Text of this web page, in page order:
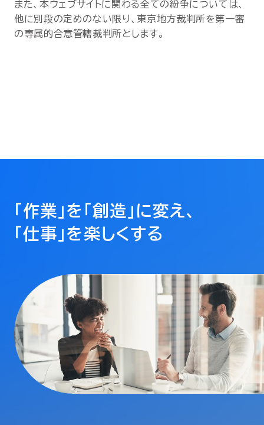
また、本ウェブサイトに関わる全ての紛争については、
他に別段の定めのない限り、東京地方裁判所を第一審
の専属的合意管轄裁判所とします。
「作業」を「創造」に変え、
「仕事」を楽しくする